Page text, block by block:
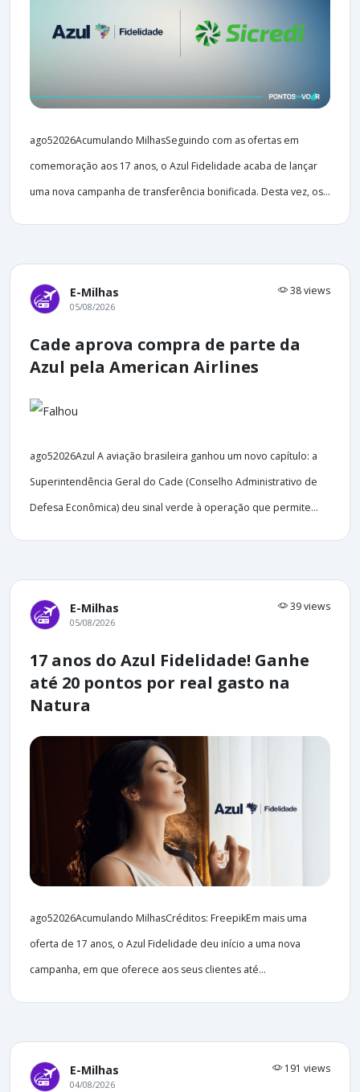
ago52026Acumulando MilhasSeguindo com as ofertas em
comemoração aos 17 anos, o Azul Fidelidade acaba de lançar
uma nova campanha de transferência bonificada. Desta vez, os...
E-Milhas 38 views
05/08/2026
Cade aprova compra de parte da
Azul pela American Airlines
ago52026Azul A aviação brasileira ganhou um novo capítulo: a
Superintendência Geral do Cade (Conselho Administrativo de
Defesa Econômica) deu sinal verde à operação que permite...
E-Milhas 39 views
05/08/2026
17 anos do Azul Fidelidade! Ganhe
até 20 pontos por real gasto na
Natura
ago52026Acumulando MilhasCréditos: FreepikEm mais uma
oferta de 17 anos, o Azul Fidelidade deu início a uma nova
campanha, em que oferece aos seus clientes até...
E-Milhas 191 views
04/08/2026